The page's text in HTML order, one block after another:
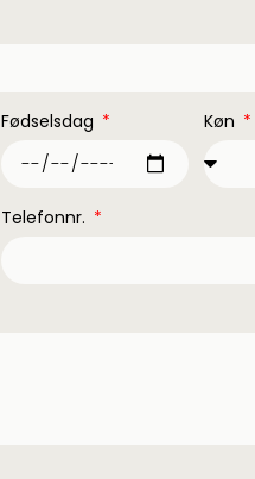
Fødselsdag Køn
Telefonnr.